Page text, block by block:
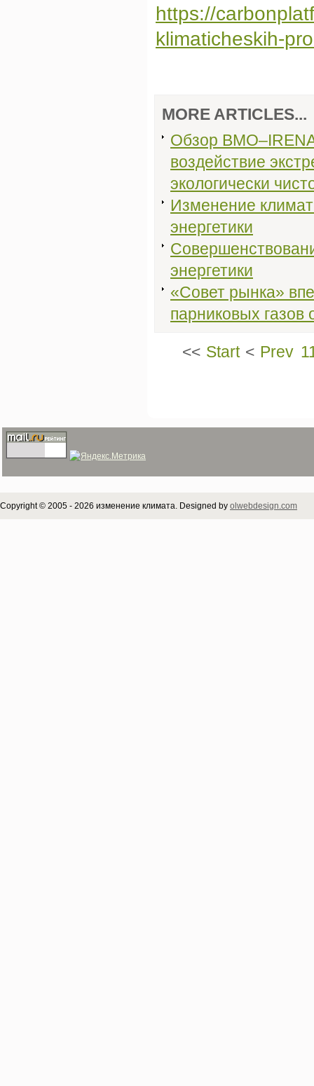
https://
klimaticheskih-
MORE ARTICLES...
Обзор ВМО–IRENA
воздействие
экологически
Изменение
энергетики
энергетики
«Совет рынка»
парниковых газов
<< Start < Prev
Copyright © 2005 - 2026 изменение климата. Designed by olwebdesign.com